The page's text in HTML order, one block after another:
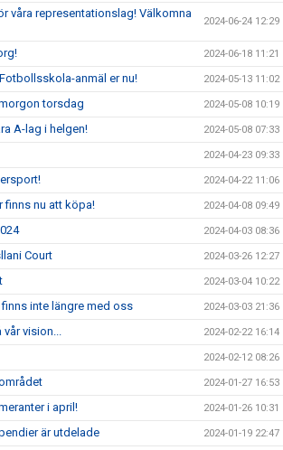
våra representationslag! Välkomna
2024-06-24 12:29
2024-06-18 11:21
anmäl er nu! 2024-05-13 11:02
torsdag 2024-05-08 10:19
A-lag i helgen! 2024-05-08 07:33
2024-04-23 09:33
2024-04-22 11:06
finns nu att köpa! 2024-04-08 09:49
2024-04-03 08:36
Court 2024-03-26 12:27
2024-03-04 10:22
inte längre med oss 2024-03-03 21:36
vår vision... 2024-02-22 16:14
2024-02-12 08:26
2024-01-27 16:53
i april! 2024-01-26 10:31
är utdelade 2024-01-19 22:47